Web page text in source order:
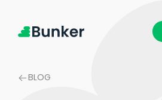
BLOG